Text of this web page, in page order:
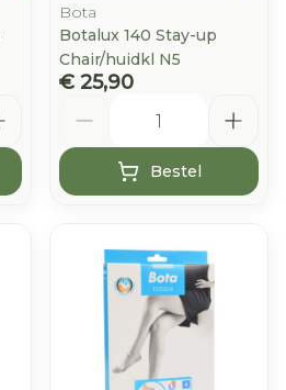
Bota
Botalux 140 Stay-up
Chair/huidkl N5
€ 25,90
Bestel